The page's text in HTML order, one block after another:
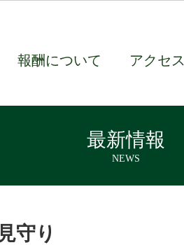
報酬について アクセス
最新情報
NEWS
見守り